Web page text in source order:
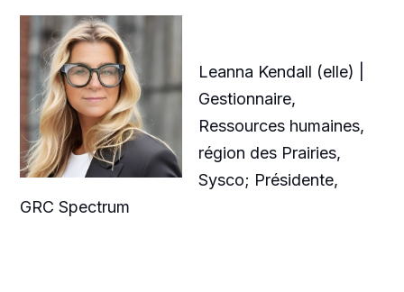
Leanna Kendall (elle) |
Gestionnaire,
Ressources humaines,
région des Prairies,
Sysco; Présidente,
GRC Spectrum